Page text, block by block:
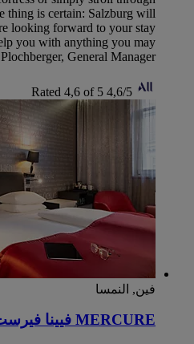
thing is certain: Salzburg will
looking forward to your stay
you with anything you may
General Manager
4,6/5
Rated 4,6 of 5
فين, النمسا
MERCURE فيينا فيرست